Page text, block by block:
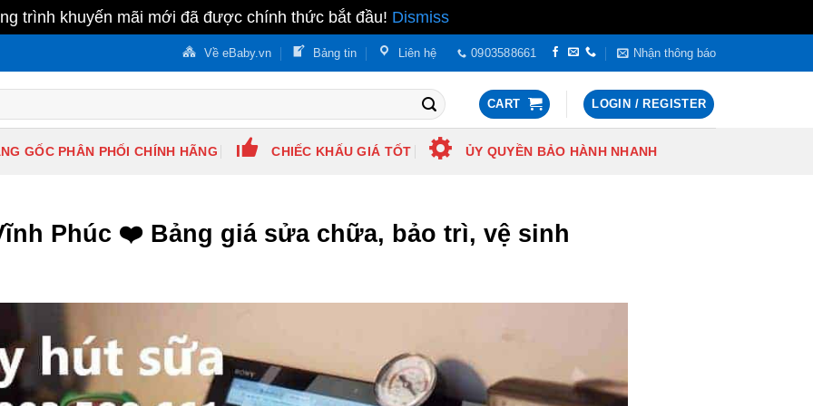
trình khuyến mãi mới đã được chính thức bắt đầu! Dismiss
Về eBaby.vn Bảng tin Liên hệ 0903588661 Nhận thông báo
CART LOGIN / REGISTER
GỐC PHÂN PHỐI CHÍNH HÃNG CHIẾC KHẤU GIÁ TỐT ỦY QUYỀN BẢO HÀNH NHANH
Phúc ❤️️ Bảng giá sửa chữa, bảo trì, vệ sinh